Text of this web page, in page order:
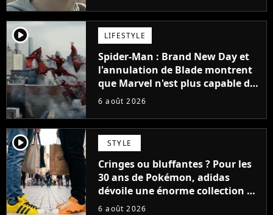
player2 LIFESTYLE
Spider-Man : Brand New Day et
l'annulation de Blade montrent
que Marvel n'est plus capable de
faire quoi que ce soit de simple
6 août 2026
player2 STYLE
Cringes ou bluffantes ? Pour les
30 ans de Pokémon, adidas
dévoile une énorme collection de
sneakers et je ne sais pas quoi en
6 août 2026